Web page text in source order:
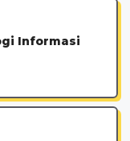
Informasi